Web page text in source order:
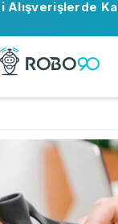
Alışverişlerde